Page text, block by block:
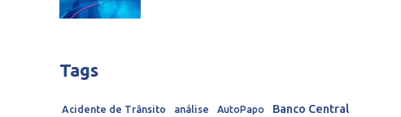
Tags
Acidente de Trânsito análise AutoPapo Banco Central